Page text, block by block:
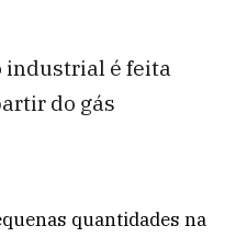
industrial é feita
do gás
quantidades na